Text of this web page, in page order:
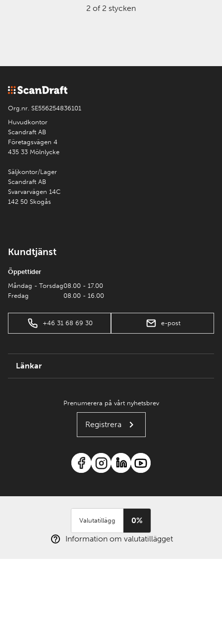
2 of 2 stycken
Org.nr. SE556254836101
Huvudkontor
Scandraft AB
Företagsvägen 4
435 33 Mölnlycke
Säljkontor/Lager
Scandraft AB
Svarvarvägen 14C
142 50 Skogås
Kundtjänst
Öppettider
Måndag - Torsdag
Fredag
08.00 - 17.00
08.00 - 16.00
+46 31 68 69 30 e-post
Länkar
Prenumerera på vårt nyhetsbrev
Registrera
Valutatillägg
0%
Information om valutatillägget